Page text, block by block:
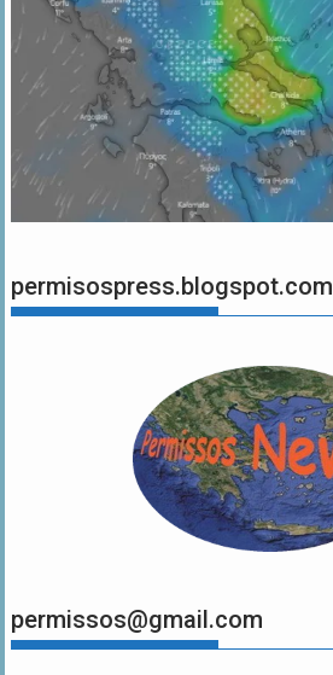
permisospress.blogspot.com
permissos@gmail.com